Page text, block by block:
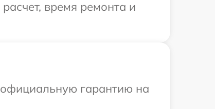
время ремонта и
гарантию на